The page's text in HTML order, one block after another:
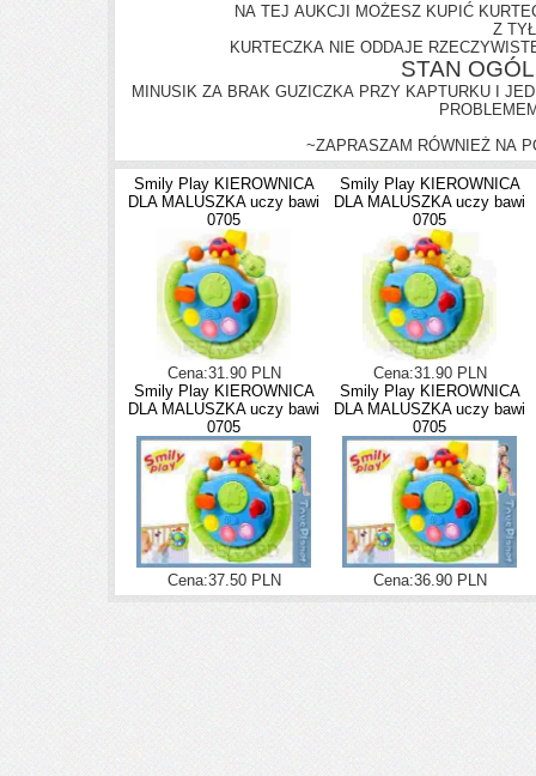
NA TEJ AUKCJI MOŻESZ KUPIĆ
Z
KURTECZKA NIE ODDAJE
STAN
MINUSIK ZA BRAK GUZICZKA PRZY KAPTURKU I
~ZAPRASZAM RÓWNIEŻ NA
Smily Play KIEROWNICA
DLA MALUSZKA uczy bawi
0705
Cena:31.90 PLN
Smily Play KIEROWNICA
DLA MALUSZKA uczy bawi
0705
Cena:31.90 PLN
Smily Play KIEROWNICA
DLA MALUSZKA uczy bawi
0705
Cena:37.50 PLN
Smily Play KIEROWNICA
DLA MALUSZKA uczy bawi
0705
Cena:36.90 PLN